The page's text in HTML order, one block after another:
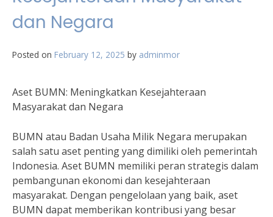
dan Negara
Posted on February 12, 2025 by adminmor
Aset BUMN: Meningkatkan Kesejahteraan
Masyarakat dan Negara
BUMN atau Badan Usaha Milik Negara merupakan
salah satu aset penting yang dimiliki oleh pemerintah
Indonesia. Aset BUMN memiliki peran strategis dalam
pembangunan ekonomi dan kesejahteraan
masyarakat. Dengan pengelolaan yang baik, aset
BUMN dapat memberikan kontribusi yang besar